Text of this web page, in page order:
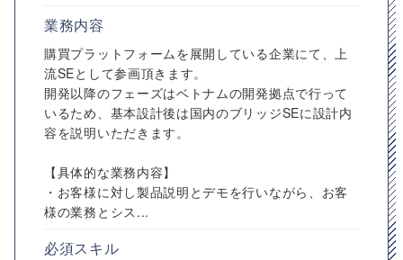
業務内容
購買プラットフォームを展開している企業にて、上
流SEとして参画頂きます。
開発以降のフェーズはベトナムの開発拠点で行って
いるため、基本設計後は国内のブリッジSEに設計内
容を説明いただきます。
【具体的な業務内容】
・お客様に対し製品説明とデモを行いながら、お客
様の業務とシス...
必須スキル